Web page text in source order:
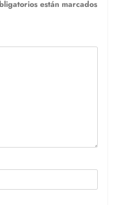
están marcados